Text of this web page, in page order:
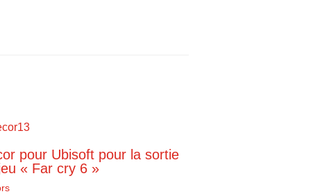
pour Ubisoft pour la sortie
« Far cry 6 »